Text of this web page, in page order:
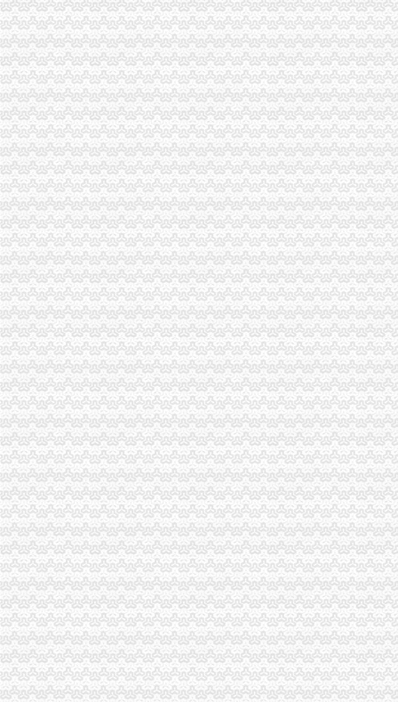
一般纳税人查询
怎么查询公司是不是一般纳税人_百度经验
一般纳税人查询
一般纳税人查询
一般纳税人查询
一般纳税人查询。。
纳税人识别号查询_企业税号查询_一般纳税人查询
江苏省国家税务局门户网站一般纳税人查询
一般纳税人查询
河南一般纳税人资格查询入口_河南会计网
浙江一般纳税人资格查询
山东省一般纳税人资格查询
青岛一般纳税人查询
一般纳税人查询全国信息怎么操作_搜狐其它_搜狐网
一般纳税人查询—在线播放—优酷网,高清在线观看
关于一般纳税人查询的问题
如何查询对方公司是否为一般纳税人。-文章
如何查询增值税一般纳税人资格的开始年月？_百度知道
一般纳税人税号查询_青岛包听|E都市
重庆一般纳税人资格查询
全国一般纳税人资格查询收_搜狐教育_搜狐网
陕西省一般纳税人查询_中华文本库
一般纳税人提供技术咨询服务,税率是多少？_中华会计网校_税务网校
一般纳税人查询电话-深圳爱问分类
新疆一般纳税人查询-天津爱问分类
请问山西省一般纳税人资格在哪里查询-山西国税答疑170
四川一般纳税人资格查询：四川财
全国一般纳税人资格查询
如何查询一般纳税人资格（以广东为例）_增值税一般纳税人查询_一般
增值税一般纳税人查询–会计网词库
一般纳税人资格查询
广东一般纳税人查询App下载|一般纳税人查询广东税务局版下载2.4.0
四川省国税网上办税服务厅增值税一般纳税人资格查询
关于一般纳税人与小规模纳税人的查询
一般纳税人咨询公司,开展教育服务,增值税有优惠吗_中华会计网校_
一般纳税人税率查询|一般纳税人如何算税
上海税务网的一般纳税人资格查询,可以查来自上海税务-微博